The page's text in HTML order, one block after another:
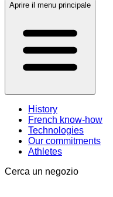
Aprire il menu principale
History
French know-how
Technologies
Our commitments
Athletes
Cerca un negozio